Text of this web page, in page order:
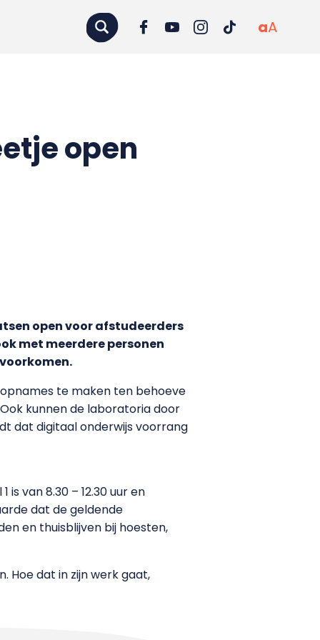
aA
open
open voor afstudeerders
met meerdere personen
te maken ten behoeve
kunnen de laboratoria door
dat digitaal onderwijs voorrang
is van 8.30 – 12.30 uur en
dat de geldende
en thuisblijven bij hoesten,
Hoe dat in zijn werk gaat,